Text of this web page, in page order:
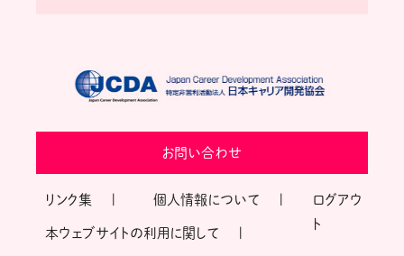
お問い合わせ
リンク集 個人情報について
本ウェブサイトの利用に関して
ログアウ
ト